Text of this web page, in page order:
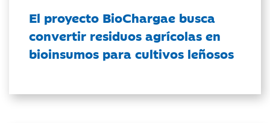
El proyecto BioChargae busca
convertir residuos agrícolas en
bioinsumos para cultivos leñosos